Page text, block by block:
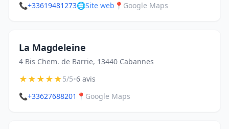
📞+33619481273🌐Site web 📍 Google Maps
La Magdeleine
4 Bis Chem. de Barrie, 13440 Cabannes
★★★★★5/5•6 avis
📞+33627688201 📍 Google Maps